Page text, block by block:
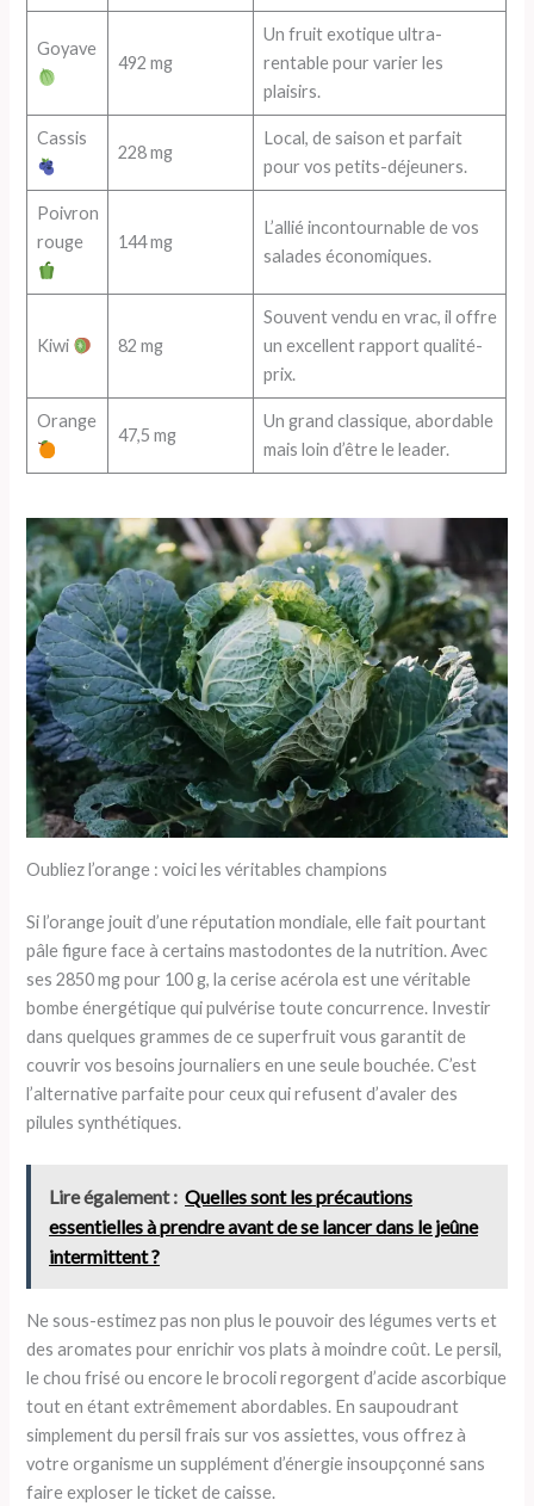
Goyave
492 mg
Un fruit exotique ultra-
rentable pour varier les
plaisirs.
Cassis
228 mg
Local, de saison et parfait
pour vos petits-déjeuners.
Poivron
rouge
144 mg
L’allié incontournable de vos
salades économiques.
Kiwi 82 mg
Souvent vendu en vrac, il offre
un excellent rapport qualité-
prix.
Orange
47,5 mg
Un grand classique, abordable
mais loin d’être le leader.
Oubliez l’orange : voici les véritables champions
Si l’orange jouit d’une réputation mondiale, elle fait pourtant
pâle figure face à certains mastodontes de la nutrition. Avec
ses 2850 mg pour 100 g, la cerise acérola est une véritable
bombe énergétique qui pulvérise toute concurrence. Investir
dans quelques grammes de ce superfruit vous garantit de
couvrir vos besoins journaliers en une seule bouchée. C’est
l’alternative parfaite pour ceux qui refusent d’avaler des
pilules synthétiques.
Lire également : Quelles sont les précautions
essentielles à prendre avant de se lancer dans le jeûne
intermittent ?
Ne sous-estimez pas non plus le pouvoir des légumes verts et
des aromates pour enrichir vos plats à moindre coût. Le persil,
le chou frisé ou encore le brocoli regorgent d’acide ascorbique
tout en étant extrêmement abordables. En saupoudrant
simplement du persil frais sur vos assiettes, vous offrez à
votre organisme un supplément d’énergie insoupçonné sans
faire exploser le ticket de caisse.